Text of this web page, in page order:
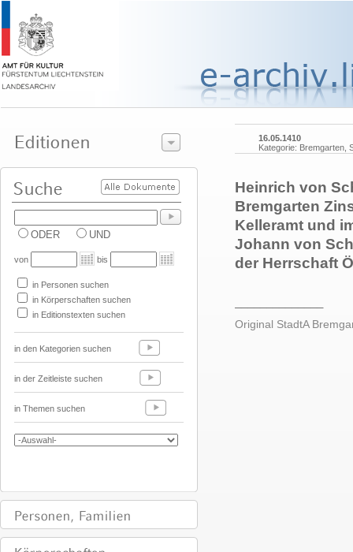
ODER UND
von bis
in Personen suchen
in Körperschaften suchen
in Editionstexten suchen
in den Kategorien suchen
in der Zeitleiste suchen
in Themen suchen
16.05.1410
Kategorie: Bremgarten,
Heinrich von
Bremgarten
Kelleramt und
Johann von
der Herrschaft
Original StadtA